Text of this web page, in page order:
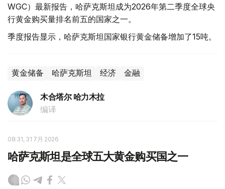
WGC）最新报告，哈萨克斯坦成为2026年第二季度全球央
行黄金购买量排名前五的国家之一。
季度报告显示，哈萨克斯坦国家银行黄金储备增加了15吨。
黄金储备 哈萨克斯坦 经济 金融
木合塔尔 哈力木拉
编译
08:31, 31 7月 2026
哈萨克斯坦是全球五大黄金购买国之一